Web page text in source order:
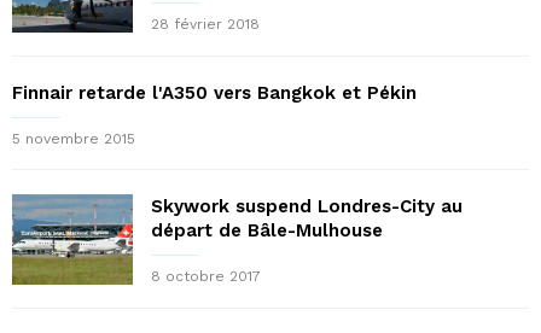
28 février 2018
Finnair retarde l'A350 vers Bangkok et Pékin
5 novembre 2015
Skywork suspend Londres-City au
départ de Bâle-Mulhouse
8 octobre 2017